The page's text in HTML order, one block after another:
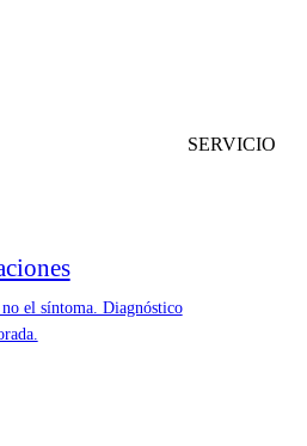
SERVICIO
el síntoma. Diagnóstico